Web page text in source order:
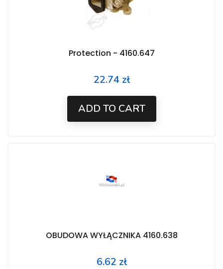
Protection - 4160.647
Price
22.74 zł
ADD TO CART
OBUDOWA WYŁĄCZNIKA 4160.638
Price
6.62 zł